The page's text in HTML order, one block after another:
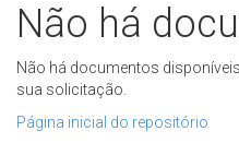
Não há
Não há documentos
sua solicitação.
Página inicial do repositório